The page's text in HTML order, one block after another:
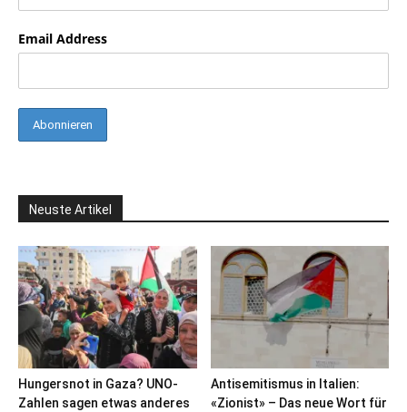
Email Address
Neuste Artikel
Hungersnot in Gaza? UNO-
Zahlen sagen etwas anderes
Antisemitismus in Italien:
«Zionist» – Das neue Wort für